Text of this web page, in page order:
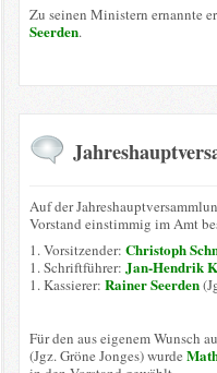
Zu seinen Ministern ernannte er
Seerden.
Auf der
Vorstand einstimmig im Amt
1. Vorsitzender: Christoph
1. Schriftführer: Jan-Hendrik
1. Kassierer: Rainer Seerden
Für den aus eigenem Wunsch
(Jgz. Gröne Jonges) wurde